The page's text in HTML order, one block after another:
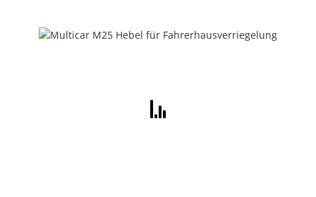
Bildergalerie überspringen